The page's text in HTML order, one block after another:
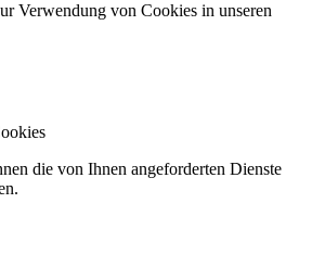
Verwendung von Cookies in unseren
die von Ihnen angeforderten Dienste